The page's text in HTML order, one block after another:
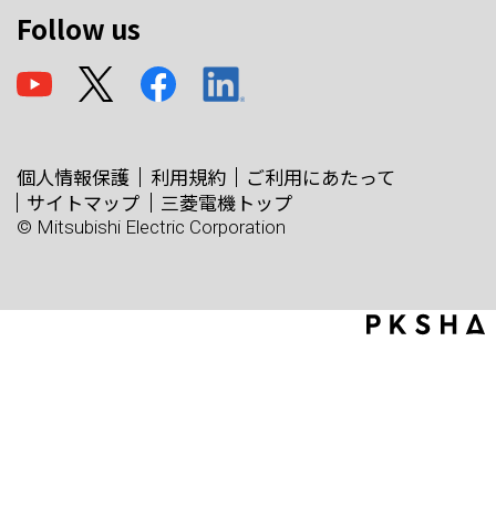
Follow us
個人情報保護 利用規約
ご利用にあたって
サイトマップ
三菱電機トップ
© Mitsubishi Electric Corporation